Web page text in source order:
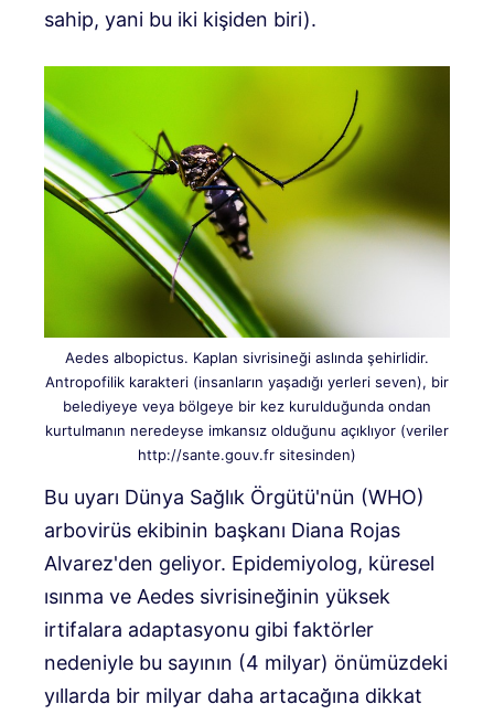
sahip, yani bu iki kişiden biri).
Aedes albopictus. Kaplan sivrisineği aslında şehirlidir.
Antropofilik karakteri (insanların yaşadığı yerleri seven), bir
belediyeye veya bölgeye bir kez kurulduğunda ondan
kurtulmanın neredeyse imkansız olduğunu açıklıyor (veriler
http://sante.gouv.fr sitesinden)
Bu uyarı Dünya Sağlık Örgütü'nün (WHO)
arbovirüs ekibinin başkanı Diana Rojas
Alvarez'den geliyor. Epidemiyolog, küresel
ısınma ve Aedes sivrisineğinin yüksek
irtifalara adaptasyonu gibi faktörler
nedeniyle bu sayının (4 milyar) önümüzdeki
yıllarda bir milyar daha artacağına dikkat